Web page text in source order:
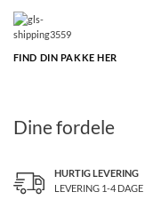
FIND DIN PAKKE HER
Dine fordele
HURTIG LEVERING
LEVERING 1-4 DAGE